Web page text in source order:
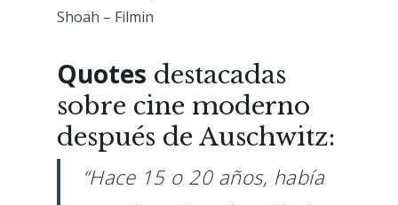
Shoah – Filmin
Quotes destacadas
sobre cine moderno
después de Auschwitz:
“Hace 15 o 20 años, había